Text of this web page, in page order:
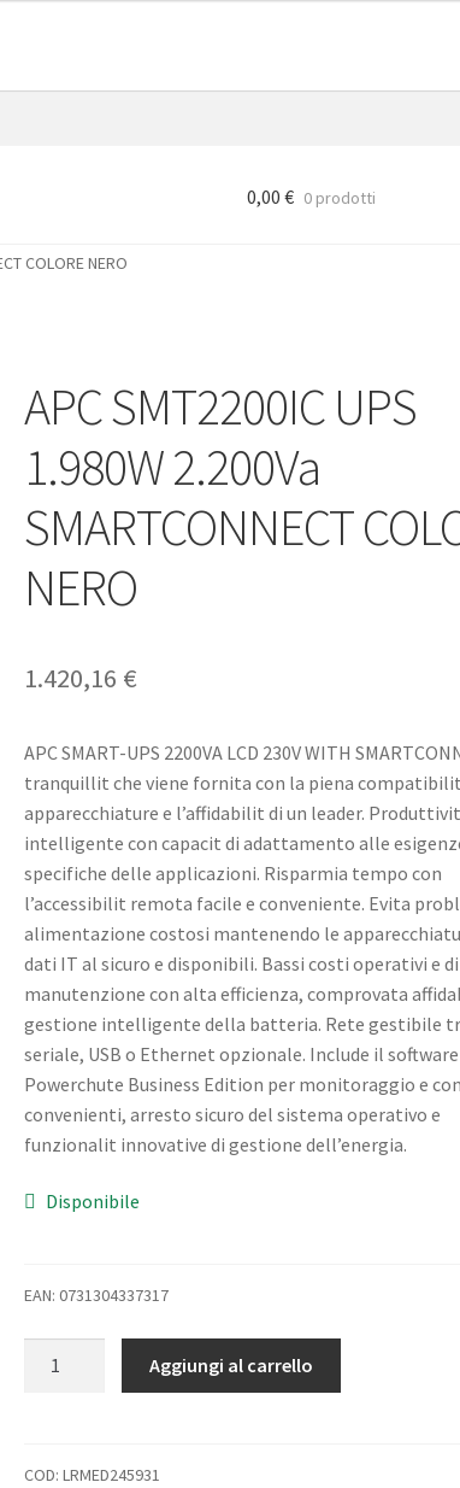
0,00 € 0 prodotti
COLORE NERO
APC SMT2200IC UPS
1.980W 2.200Va
SMARTCONNECT
NERO
1.420,16 €
APC SMART-UPS 2200VA LCD 230V WITH
tranquillit che viene fornita con la piena
apparecchiature e l’affidabilit di un leader.
intelligente con capacit di adattamento alle
specifiche delle applicazioni. Risparmia tempo con
l’accessibilit remota facile e conveniente. Evita
alimentazione costosi mantenendo le
dati IT al sicuro e disponibili. Bassi costi operativi e di
manutenzione con alta efficienza, comprovata
gestione intelligente della batteria. Rete gestibile
seriale, USB o Ethernet opzionale. Include il software
Powerchute Business Edition per monitoraggio e
convenienti, arresto sicuro del sistema operativo e
funzionalit innovative di gestione dell’energia.
Disponibile
EAN: 0731304337317
2.200Va
Aggiungi al carrello
COD: LRMED245931